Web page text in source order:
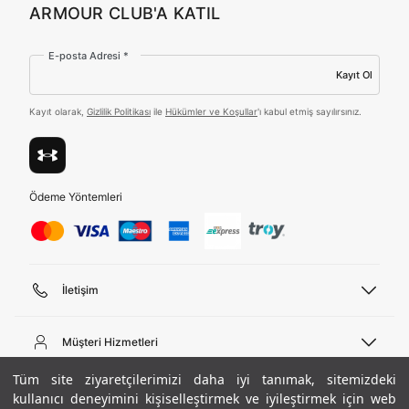
Tüm site ziyaretçilerimizi daha iyi tanımak, sitemizdeki
kullanıcı deneyimini kişiselleştirmek ve iyileştirmek için web
Hangi bölgede alışveriş yapmak istersin?
ARMOUR CLUB'A KATIL
E-posta Adresi *
Kayıt Ol
Kayıt olarak, Gizlilik Politikası ile Hükümler ve Koşullar'ı kabul etmiş sayılırsınız.
Ödeme Yöntemleri
İletişim
444 02 00
Pazartesi - Cuma 09:00 - 18:00
E-posta
bilgi@underarmour.com
Müşteri Hizmetleri
Sipariş Sorgulama
Bize Ulaşın
Hakkımızda
Amazon Inc. ve Google LLC. ile paylaşılmasını kabul
ediyorum.
Üye Ol